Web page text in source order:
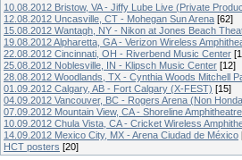
10.08.2012 Bristow, VA - Jiffy Lube Live (Private
12.08.2012 Uncasville, CT - Mohegan Sun Arena [62]
15.08.2012 Wantagh, NY - Nikon at Jones Beach
19.08.2012 Alpharetta, GA - Verizon Wireless
22.08.2012 Cincinnati, OH - Riverbend Music Center
25.08.2012 Noblesville, IN - Klipsch Music Center [12]
28.08.2012 Woodlands, TX - Cynthia Woods Mitchell
01.09.2012 Calgary, AB - Fort Calgary (X-FEST) [15]
04.09.2012 Vancouver, BC - Rogers Arena (Non
07.09.2012 Mountain View, CA - Shoreline Amphitheatre
10.09.2012 Chula Vista, CA - Cricket Wireless
14.09.2012 Mexico City, MX - Arena Ciudad de México
HCT posters [20]